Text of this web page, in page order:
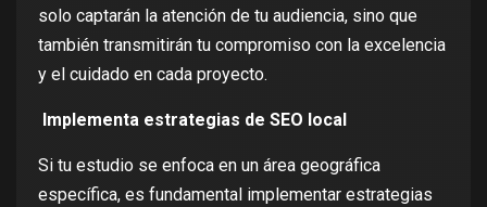
solo captarán la atención de tu audiencia, sino que
también transmitirán tu compromiso con la excelencia
y el cuidado en cada proyecto.
Implementa estrategias de SEO local
Si tu estudio se enfoca en un área geográfica
específica, es fundamental implementar estrategias